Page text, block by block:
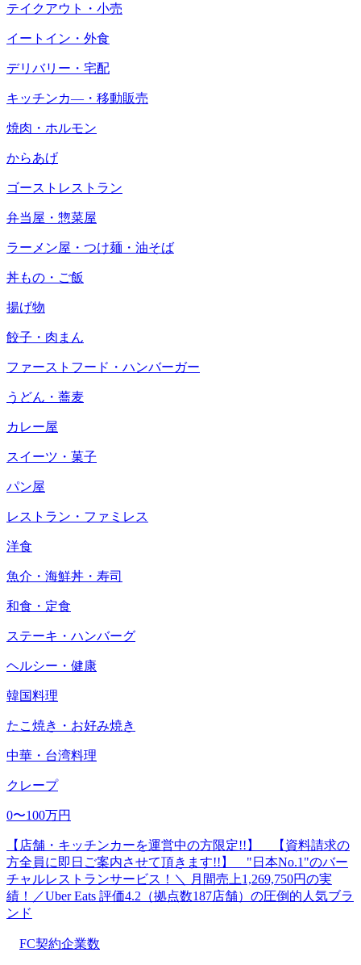
テイクアウト・小売
イートイン・外食
デリバリー・宅配
キッチンカ―・移動販売
焼肉・ホルモン
からあげ
ゴーストレストラン
弁当屋・惣菜屋
ラーメン屋・つけ麺・油そば
丼もの・ご飯
揚げ物
餃子・肉まん
ファーストフード・ハンバーガー
うどん・蕎麦
カレー屋
スイーツ・菓子
パン屋
レストラン・ファミレス
洋食
魚介・海鮮丼・寿司
和食・定食
ステーキ・ハンバーグ
ヘルシー・健康
韓国料理
たこ焼き・お好み焼き
中華・台湾料理
クレープ
0〜100万円
【店舗・キッチンカーを運営中の方限定!!】 【資料請求の
方全員に即日ご案内させて頂きます!!】 "日本No.1"のバー
チャルレストランサービス！＼ 月間売上1,269,750円の実
績！／Uber Eats 評価4.2（拠点数187店舗）の圧倒的人気ブラ
ンド
FC契約企業数